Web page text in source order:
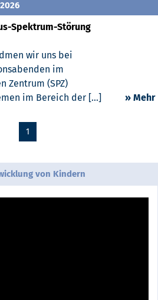
Spektrum-Störung
wir uns bei
im
Zentrum (SPZ)
im Bereich der [...]
» Mehr
1
von Kindern